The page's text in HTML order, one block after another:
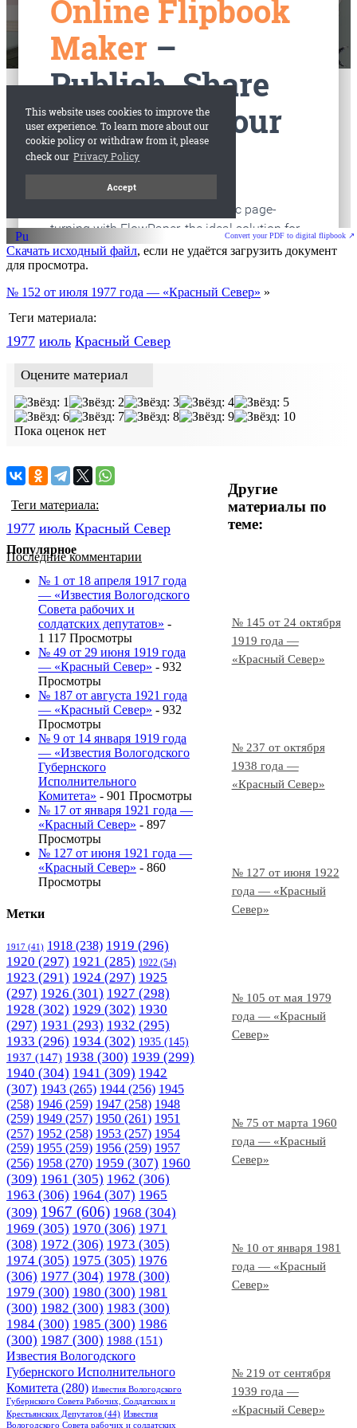
старые газеты
Convert your PDF to digital flipbook ↗
Скачать исходный файл, если не удаётся загрузить документ
для просмотра.
№ 152 от июля 1977 года — «Красный Север» »
Теги материала:
1977 июль Красный Cевер
Оцените материал
Пока оценок нет
Другие
материалы по
теме:
№ 145 от 24 октября
1919 года —
«Красный Север»
№ 237 от октября
1938 года —
«Красный Север»
№ 127 от июня 1922
года — «Красный
Север»
№ 105 от мая 1979
года — «Красный
Север»
№ 75 от марта 1960
года — «Красный
Север»
№ 10 от января 1981
года — «Красный
Север»
№ 219 от сентября
1939 года —
«Красный Север»
Теги материала:
1977 июль Красный Cевер
Последние комментарии
Популярное
№ 1 от 18 апреля 1917 года
— «Известия Вологодского
Совета рабочих и
солдатских депутатов» -
1 117 Просмотры
№ 49 от 29 июня 1919 года
— «Красный Север» - 932
Просмотры
№ 187 от августа 1921 года
— «Красный Север» - 932
Просмотры
№ 9 от 14 января 1919 года
— «Известия Вологодского
Губернского
Исполнительного
Комитета» - 901 Просмотры
№ 17 от января 1921 года —
«Красный Север» - 897
Просмотры
№ 127 от июня 1921 года —
«Красный Север» - 860
Просмотры
Метки
1917 (41) 1918 (238) 1919 (296)
1920 (297) 1921 (285) 1922 (54)
1923 (291) 1924 (297) 1925
(297) 1926 (301) 1927 (298)
1928 (302) 1929 (302) 1930
(297) 1931 (293) 1932 (295)
1933 (296) 1934 (302) 1935 (145)
1937 (147) 1938 (300) 1939 (299)
1940 (304) 1941 (309) 1942
(307) 1943 (265) 1944 (256) 1945
(258) 1946 (259) 1947 (258) 1948
(259) 1949 (257) 1950 (261) 1951
(257) 1952 (258) 1953 (257) 1954
(259) 1955 (259) 1956 (259) 1957
(256) 1958 (270) 1959 (307) 1960
(309) 1961 (305) 1962 (306)
1963 (306) 1964 (307) 1965
(309) 1967 (606) 1968 (304)
1969 (305) 1970 (306) 1971
(308) 1972 (306) 1973 (305)
1974 (305) 1975 (305) 1976
(306) 1977 (304) 1978 (300)
1979 (300) 1980 (300) 1981
(300) 1982 (300) 1983 (300)
1984 (300) 1985 (300) 1986
(300) 1987 (300) 1988 (151)
Известия Вологодского
Губернского Исполнительного
Комитета (280) Известия Вологодского
Губернского Совета Рабочих, Солдатских и
Крестьянских Депутатов (44) Известия
Вологодского Совета рабочих и солдатских